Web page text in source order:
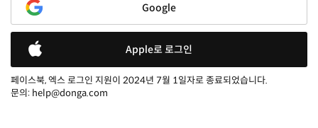
Google
Apple로 로그인
페이스북, 엑스 로그인 지원이 2024년 7월 1일자로 종료되었습니다.
문의: help@donga.com